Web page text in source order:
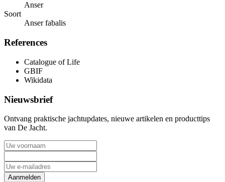
Anser
Soort
Anser fabalis
References
Catalogue of Life
GBIF
Wikidata
Nieuwsbrief
Ontvang praktische jachtupdates, nieuwe artikelen en producttips
van De Jacht.
Aanmelden